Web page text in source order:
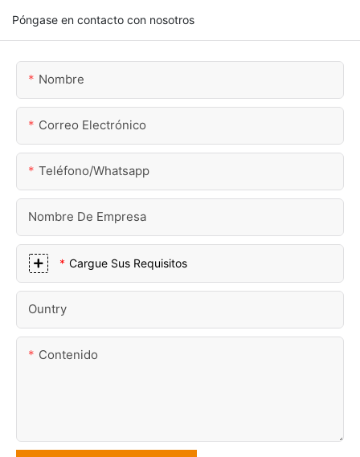
Póngase en contacto con nosotros
Nombre
Correo Electrónico
Teléfono/whatsapp
Nombre De Empresa
Cargue Sus Requisitos
Ountry
Contenido